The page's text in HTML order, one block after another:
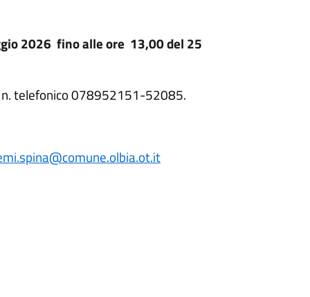
2026 fino alle ore 13,00 del 25
telefonico 078952151-52085.